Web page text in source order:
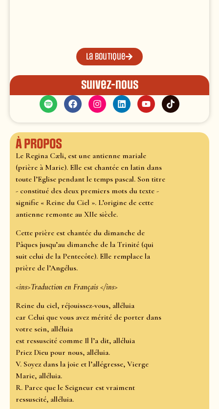
La boutique
Suivez-nous
À propos
Le Regina Cæli, est une antienne mariale
(prière à Marie). Elle est chantée en latin dans
toute l’Eglise pendant le temps pascal. Son titre
- constitué des deux premiers mots du texte -
signifie « Reine du Ciel ». L’origine de cette
antienne remonte au XIIe siècle.
Cette prière est chantée du dimanche de
Pâques jusqu’au dimanche de la Trinité (qui
suit celui de la Pentecôte). Elle remplace la
prière de l’Angélus.
<ins>Traduction en Français </ins>
Reine du ciel, réjouissez-vous, alléluia
car Celui que vous avez mérité de porter dans
votre sein, alléluia
est ressuscité comme Il l’a dit, alléluia
Priez Dieu pour nous, alléluia.
V. Soyez dans la joie et l’allégresse, Vierge
Marie, alléluia.
R. Parce que le Seigneur est vraiment
ressuscité, alléluia.